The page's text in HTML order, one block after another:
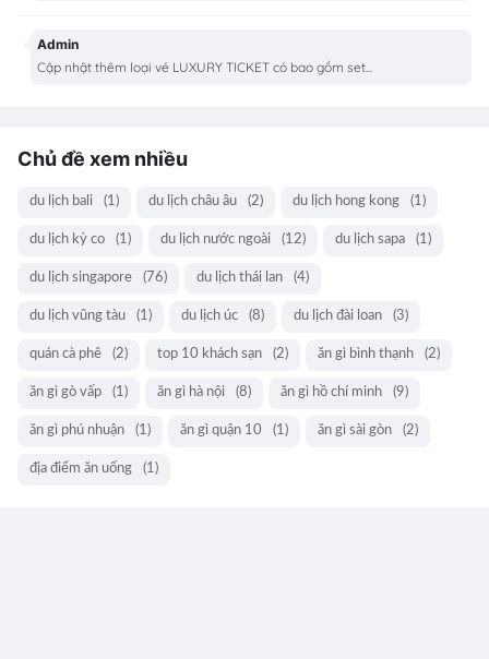
Admin
Cập nhật thêm loại vé LUXURY TICKET có bao gồm set...
Chủ đề xem nhiều
du lịch bali (1) du lịch châu âu (2) du lịch hong kong (1)
du lịch kỳ co (1) du lịch nước ngoài (12) du lịch sapa (1)
du lịch singapore (76) du lịch thái lan (4)
du lịch vũng tàu (1) du lịch úc (8) du lịch đài loan (3)
quán cà phê (2) top 10 khách sạn (2) ăn gì bình thạnh (2)
ăn gì gò vấp (1) ăn gì hà nội (8) ăn gì hồ chí minh (9)
ăn gì phú nhuận (1) ăn gì quận 10 (1) ăn gì sài gòn (2)
địa điểm ăn uống (1)